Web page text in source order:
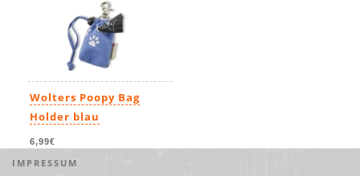
Wolters Poopy Bag
Holder blau
6,99€
IMPRESSUM